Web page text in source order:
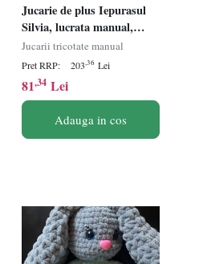
Jucarie de plus Iepurasul
Silvia, lucrata manual,
handmade, textil, galben,
37 cm
Jucarii tricotate manual
Pret RRP: 203,36 Lei
81,34 Lei
Adauga in cos